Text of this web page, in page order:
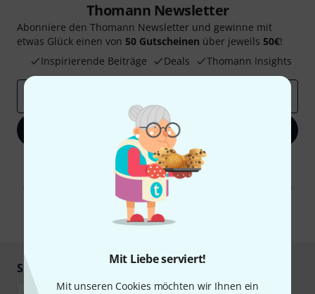
Mit Liebe serviert!
Mit unseren Cookies möchten wir Ihnen ein
Thomann Newsletter
Abonniere den Thomann Newsletter und gewinne mit
etwas Glück einen von 50 Gutscheinen über jeweils 50€!
Inspirierende Beiträge
Deals Thomann Insights
Jetzt anmelden
Mit Klick auf „Jetzt anmelden“ stimmen Sie dem Erhalt von E-Mail-
Werbung und einer Messung des E-Mail-Nutzungsverhaltens zu. Die
Abmeldung ist jederzeit möglich. Weitere Informationen finden Sie in
unseren
Datenschutzhinweisen
* Pflichtfeld
Sicher einkaufen & bezahlen